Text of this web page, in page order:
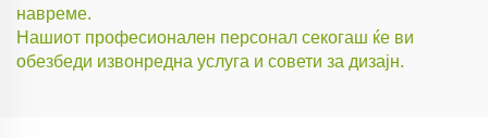
навреме.
Нашиот професионален персонал секогаш ќе ви
обезбеди извонредна услуга и совети за дизајн.